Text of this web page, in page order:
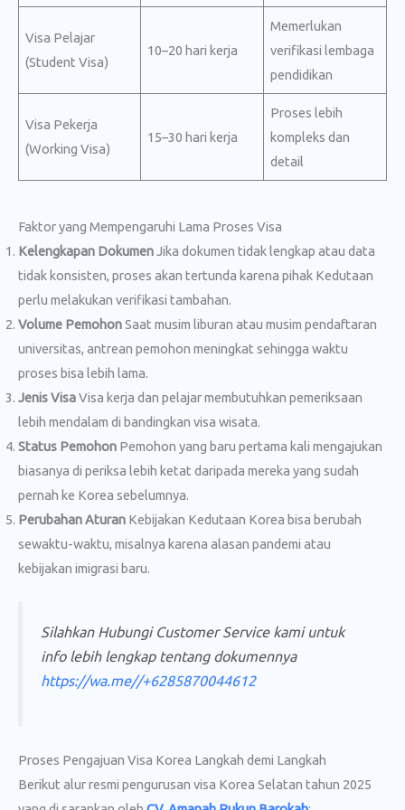
Visa Pelajar
(Student Visa)
10–20 hari kerja
Memerlukan
verifikasi lembaga
pendidikan
Visa Pekerja
(Working Visa)
15–30 hari kerja
Proses lebih
kompleks dan
detail
Faktor yang Mempengaruhi Lama Proses Visa
Kelengkapan DokumenJika dokumen tidak lengkap atau data
tidak konsisten, proses akan tertunda karena pihak Kedutaan
perlu melakukan verifikasi tambahan.
Volume PemohonSaat musim liburan atau musim pendaftaran
universitas, antrean pemohon meningkat sehingga waktu
proses bisa lebih lama.
Jenis VisaVisa kerja dan pelajar membutuhkan pemeriksaan
lebih mendalam di bandingkan visa wisata.
Status Pemohon Pemohon yang baru pertama kali mengajukan
biasanya di periksa lebih ketat daripada mereka yang sudah
pernah ke Korea sebelumnya.
Perubahan Aturan Kebijakan Kedutaan Korea bisa berubah
sewaktu-waktu, misalnya karena alasan pandemi atau
kebijakan imigrasi baru.
Silahkan Hubungi Customer Service kami untuk
info lebih lengkap tentang dokumennya
https://wa.me//+6285870044612
Proses Pengajuan Visa Korea Langkah demi Langkah
Berikut alur resmi pengurusan visa Korea Selatan tahun 2025